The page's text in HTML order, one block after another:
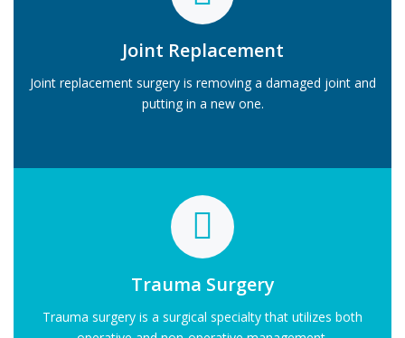
Joint Replacement
Joint replacement surgery is removing a damaged joint and
putting in a new one.
Trauma Surgery
Trauma surgery is a surgical specialty that utilizes both